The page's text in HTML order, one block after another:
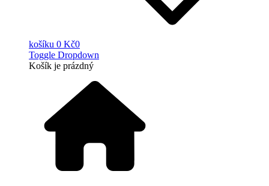
košíku 0 Kč0
Toggle Dropdown
Košík je prázdný